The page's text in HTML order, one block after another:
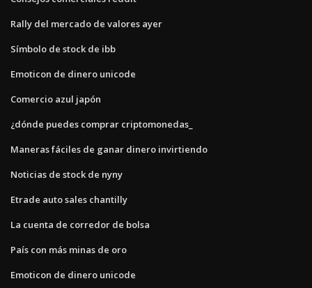
Rally del mercado de valores ayer
Símbolo de stock de ibb
Emoticon de dinero unicode
Comercio azul japón
¿dónde puedes comprar criptomonedas_
Maneras fáciles de ganar dinero invirtiendo
Noticias de stock de nyny
Etrade auto sales chantilly
La cuenta de corredor de bolsa
País con más minas de oro
Emoticon de dinero unicode